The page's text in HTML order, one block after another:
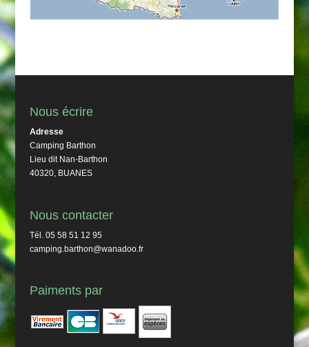
Nous écrire
Adresse
Camping Barthon
Lieu dit Nan-Barthon
40320, BUANES
Nous contacter
Tél. 05 58 51 12 95
camping.barthon@wanadoo.fr
Paiments par